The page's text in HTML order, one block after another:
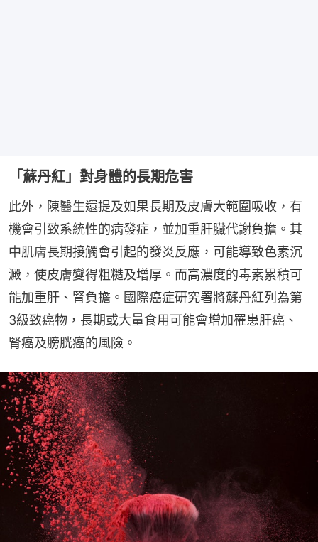
「蘇丹紅」對身體的長期危害
此外，陳醫生還提及如果長期及皮膚大範圍吸收，有
機會引致系統性的病發症，並加重肝臟代謝負擔。其
中肌膚長期接觸會引起的發炎反應，可能導致色素沉
澱，使皮膚變得粗糙及增厚。而高濃度的毒素累積可
能加重肝、腎負擔。國際癌症研究署將蘇丹紅列為第
3級致癌物，長期或大量食用可能會增加罹患肝癌、
腎癌及膀胱癌的風險。